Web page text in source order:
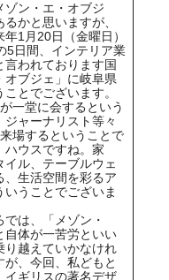
ン・エ・オブジ
かと思いますが、
1月20日（金曜日）
5日間、インテリア業
われております国
オブジェ」に岐阜県
とでございます。
一堂に会するという
ャーナリスト等々
場するということで
ハウスですね。家
ル、テーブルウェ
、生活空間を彩るア
うことでございま
は、「メゾン・
自体が一苦労といい
り越えていかなけれ
、今回、私どもと
イギリスの著名デザ